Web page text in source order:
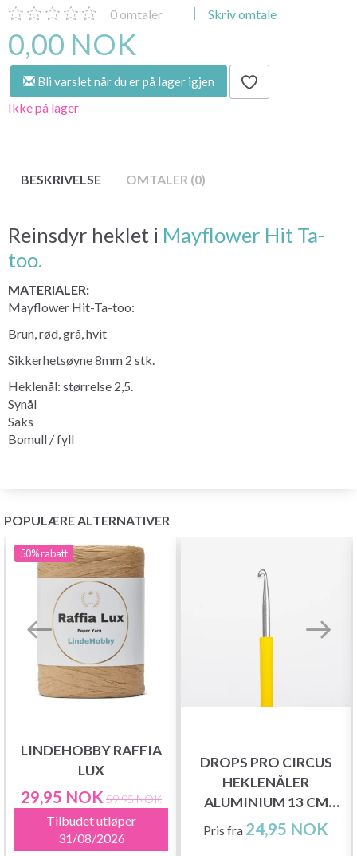
0 omtaler Skriv omtale
0,00 NOK
Bli varslet når du er på lager igjen
Ikke på lager
BESKRIVELSE OMTALER (0)
Reinsdyr heklet i Mayflower Hit Ta-
too.
MATERIALER:
Mayflower Hit-Ta-too:
Brun, rød, grå, hvit
Sikkerhetsøyne 8mm 2 stk.
Heklenål: størrelse 2,5.
Synål
Saks
Bomull / fyll
POPULÆRE ALTERNATIVER
50%rabatt
LINDEHOBBY RAFFIA
LUX
29,95 NOK 59,95 NOK
Tilbudet utløper
31/08/2026
DROPS PRO CIRCUS
HEKLENÅLER
ALUMINIUM 13 CM
(2.00-12.00 MM)
Pris fra 24,95 NOK